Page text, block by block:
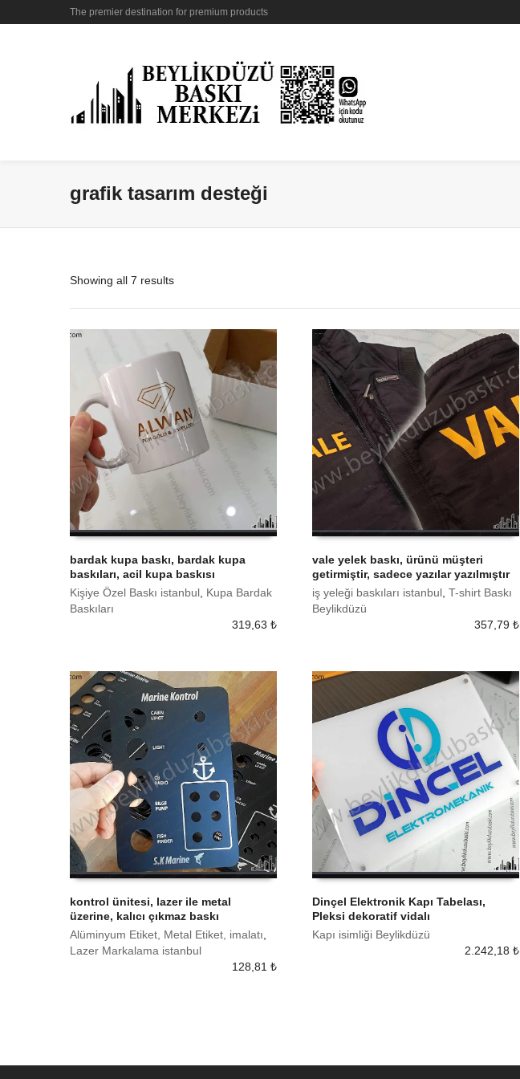
The premier destination for premium products
grafik tasarım desteği
Showing all 7 results
SEPETE EKLE
bardak kupa baskı, bardak kupa
baskıları, acil kupa baskısı
Kişiye Özel Baskı istanbul Kupa Bardak
Baskıları
319,63 ₺
vale yelek baskı, ürünü müşteri
getirmiştir, sadece yazılar yazılmıştır
iş yeleği baskıları istanbul ,T-shirt Baskı
Beylikdüzü
357,79₺
kontrol ünitesi, lazer ile metal
üzerine, kalıcı çıkmaz baskı
Alüminyum Etiket, Metal Etiket, imalatı
Lazer Markalama istanbul
128,81 ₺
Dinçel Elektronik Kapı Tabelası,
Pleksi dekoratif vidalı
Kapı isimliği Beylikdüzü
2.242,18₺